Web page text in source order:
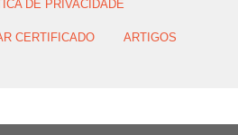
DE PRIVACIDADE
CERTIFICADO ARTIGOS